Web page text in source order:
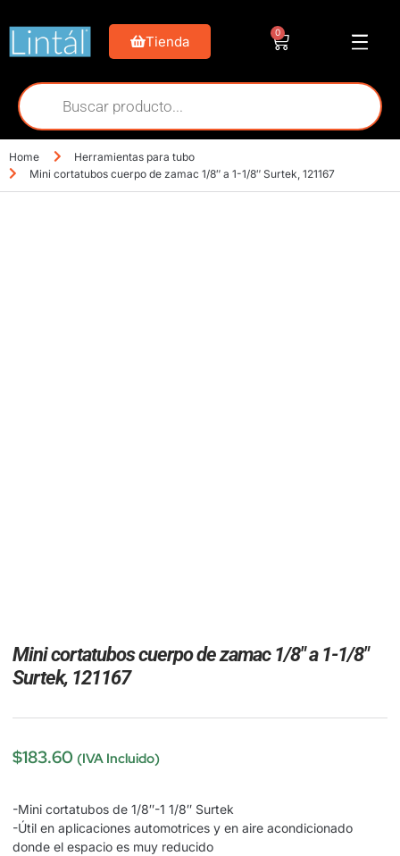
Tienda
0
Home
Herramientas para tubo
Mini cortatubos cuerpo de zamac 1/8″ a 1-1/8″ Surtek, 121167
Mini cortatubos cuerpo de zamac 1/8″ a 1-1/8″
Surtek, 121167
$183.60 (IVA Incluido)
-Mini cortatubos de 1/8″-1 1/8″ Surtek
-Útil en aplicaciones automotrices y en aire acondicionado
donde el espacio es muy reducido